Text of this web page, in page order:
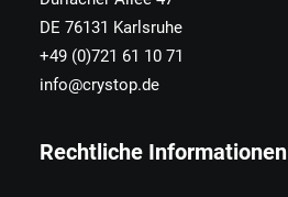
DE 76131 Karlsruhe
+49 (0)721 61 10 71
info@crystop.de
Rechtliche Informationen